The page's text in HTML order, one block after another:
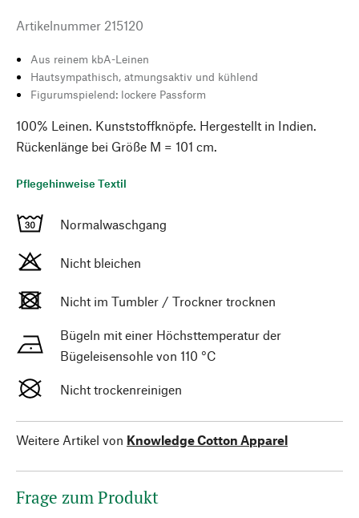
Artikelnummer 215120
Aus reinem kbA-Leinen
Hautsympathisch, atmungsaktiv und kühlend
Figurumspielend: lockere Passform
100% Leinen. Kunststoffknöpfe. Hergestellt in Indien.
Rückenlänge bei Größe M = 101 cm.
Pflegehinweise Textil
Normalwaschgang
Nicht bleichen
Nicht im Tumbler / Trockner trocknen
Bügeln mit einer Höchsttemperatur der
Bügeleisensohle von 110 °C
Nicht trockenreinigen
Weitere Artikel von Knowledge Cotton Apparel
Frage zum Produkt